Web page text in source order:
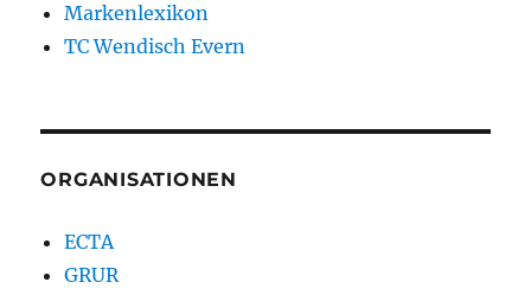
Markenlexikon
TC Wendisch Evern
ORGANISATIONEN
ECTA
GRUR